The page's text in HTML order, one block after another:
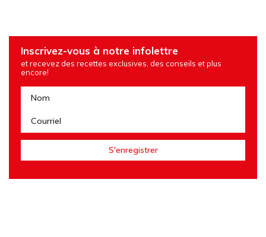
Inscrivez-vous à notre infolettre
et recevez des recettes exclusives, des conseils et plus
encore!